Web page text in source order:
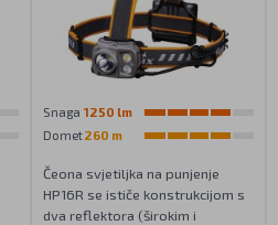
Snaga 1250 lm
Domet260 m
Čeona svjetiljka na punjenje
HP16R se ističe konstrukcijom s
dva reflektora (širokim i